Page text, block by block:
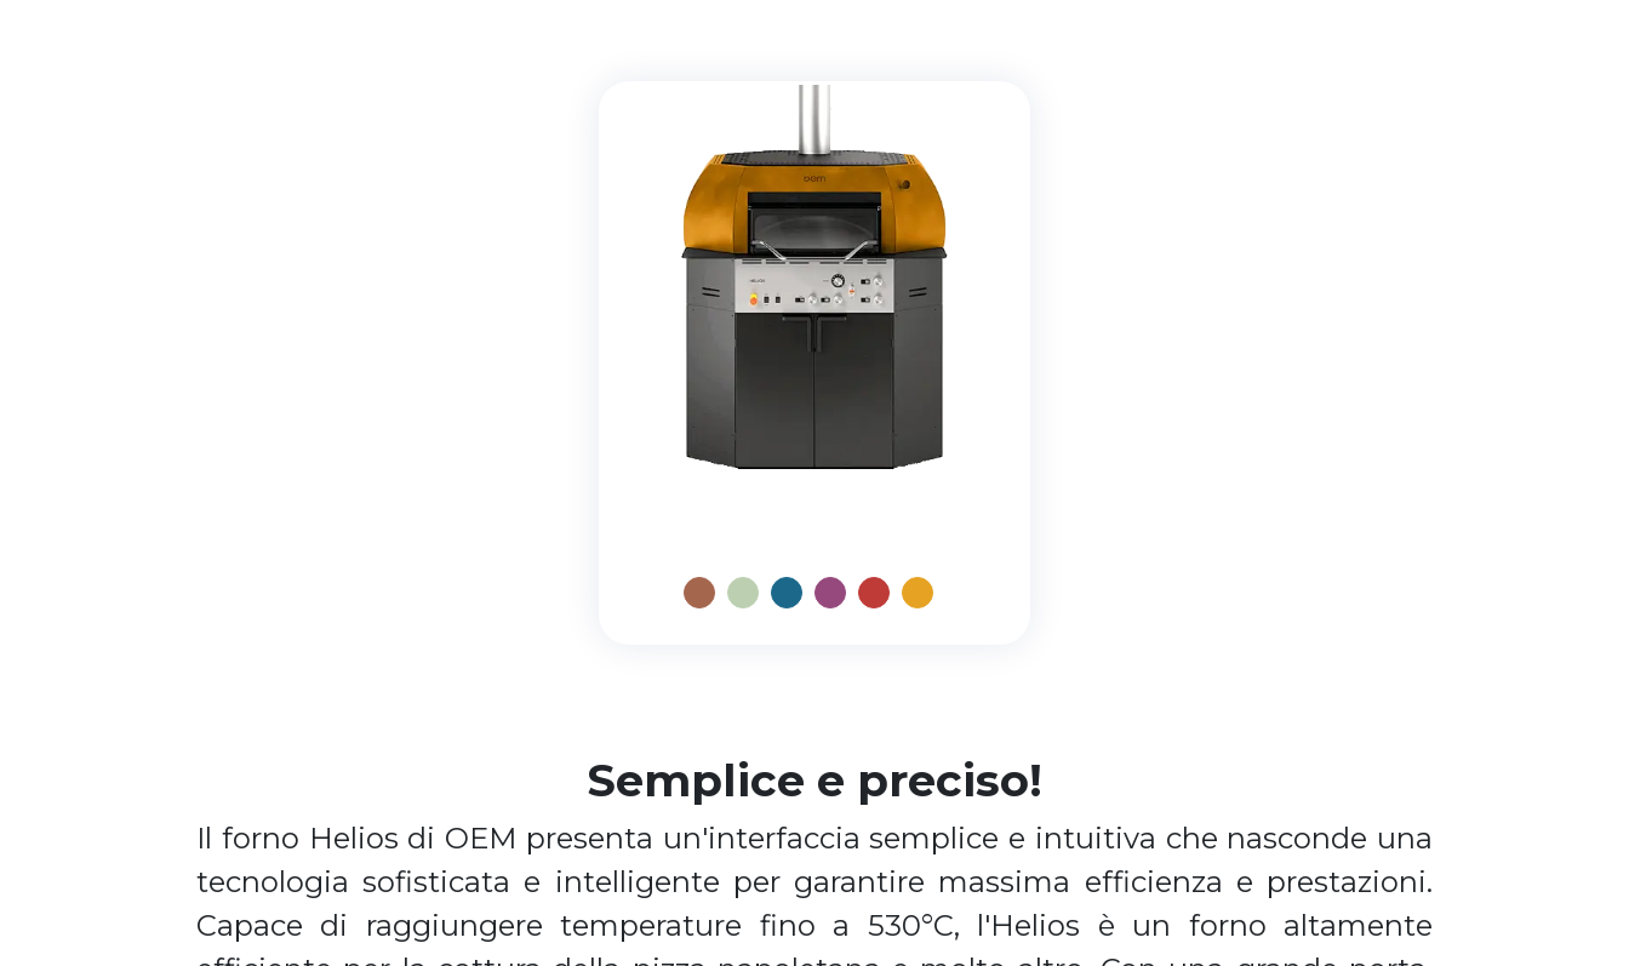
Semplice e preciso!
Il forno Helios di OEM presenta un'interfaccia semplice e intuitiva che nasconde una
tecnologia sofisticata e intelligente per garantire massima efficienza e prestazioni.
Capace di raggiungere temperature fino a 530°C, l'Helios è un forno altamente